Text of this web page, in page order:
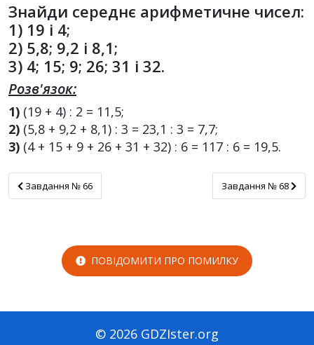
Знайди середнє арифметичне чисел:
1) 19 і 4;
2) 5,8; 9,2 і 8,1;
3) 4; 15; 9; 26; 31 і 32.
Розв'язок:
1) (19 + 4) : 2 = 11,5;
2) (5,8 + 9,2 + 8,1) : 3 = 23,1 : 3 = 7,7;
3) (4 + 15 + 9 + 26 + 31 + 32) : 6 = 117 : 6 = 19,5.
Завдання № 66
Завдання № 66 Завдання № 68
Завдання № 68
ПОВІДОМИТИ ПРО ПОМИЛКУ
© 2026 GDZIster.org